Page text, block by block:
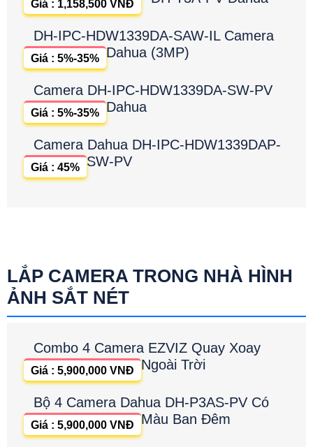
Giá : 1,158,500 VNĐ
DH-IPC-HDW1339DA-SAW-IL Camera
Dahua (3MP)
Giá : 5%-35%
Camera DH-IPC-HDW1339DA-SW-PV
Dahua
Giá : 5%-35%
Camera Dahua DH-IPC-HDW1339DAP-
SW-PV
Giá : 45%
LẮP CAMERA TRONG NHÀ HÌNH
ẢNH SẮT NÉT
Combo 4 Camera EZVIZ Quay Xoay
Ngoài Trời
Giá : 5,900,000 VNĐ
Bộ 4 Camera Dahua DH-P3AS-PV Có
Màu Ban Đêm
Giá : 5,900,000 VNĐ